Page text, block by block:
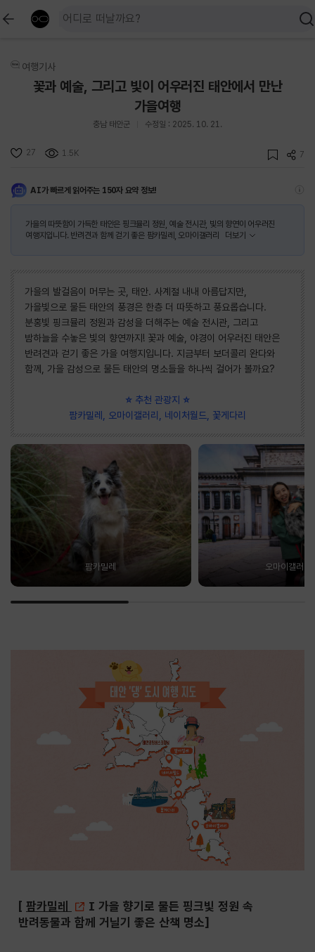
여행기사
꽃과 예술, 그리고 빛이 어우러진 태안에서 만난
가을여행
충남 태안군 수정일 : 2025. 10. 21.
27 1.5K 7
AI가 빠르게 읽어주는 150자 요약 정보!
가을의 따뜻함이 가득한 태안은 핑크뮬리 정원, 예술 전시관, 빛의 향연이 어우러진
여행지입니다. 반려견과 함께 걷기 좋은 팜카밀레, 오마이갤러리
더보기
가을의 발걸음이 머무는 곳, 태안. 사계절 내내 아름답지만,
가을빛으로 물든 태안의 풍경은 한층 더 따뜻하고 풍요롭습니다.
분홍빛 핑크뮬리 정원과 감성을 더해주는 예술 전시관, 그리고
밤하늘을 수놓은 빛의 향연까지! 꽃과 예술, 야경이 어우러진 태안은
반려견과 걷기 좋은 가을 여행지입니다. 지금부터 보더콜리 완다와
함께, 가을 감성으로 물든 태안의 명소들을 하나씩 걸어가 볼까요?
⭐ 추천 관광지 ⭐
팜카밀레, 오마이갤러리, 네이처월드, 꽃게다리
팜카밀레 오마이갤러리
[ 팜카밀레
I 가을 향기로 물든 핑크빛 정원 속
반려동물과 함께 거닐기 좋은 산책 명소]